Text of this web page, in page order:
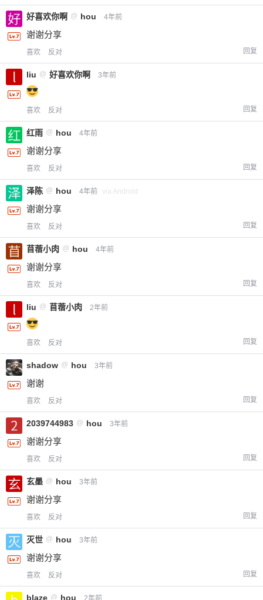
2
好喜欢你啊 @ hou 4年前
谢谢分享
喜欢 反对 回复
liu @ 好喜欢你啊 3年前
喜欢 反对 回复
红雨 @ hou 4年前
谢谢分享
喜欢 反对 回复
泽陈 @ hou 4年前 via Android
谢谢分享
喜欢 反对 回复
苜蓿小肉 @ hou 4年前
谢谢分享
喜欢 反对 回复
liu @ 苜蓿小肉 2年前
喜欢 反对 回复
shadow @ hou 3年前
谢谢
喜欢 反对 回复
2039744983 @ hou 3年前
谢谢分享
喜欢 反对 回复
玄墨 @ hou 3年前
谢谢分享
喜欢 反对 回复
灭世 @ hou 3年前
谢谢分享
喜欢 反对 回复
blaze @ hou 2年前
您没有权限发布内容，请购买会员或者提升权
6位以上